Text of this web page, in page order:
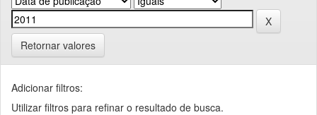
Retornar valores
Adicionar filtros:
Utilizar filtros para refinar o resultado de busca.